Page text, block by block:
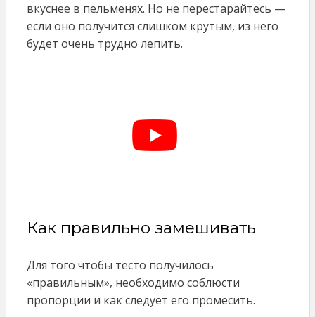
вкуснее в пельменях. Но не перестарайтесь —
если оно получится слишком крутым, из него
будет очень трудно лепить.
Как правильно замешивать
Для того чтобы тесто получилось
«правильным», необходимо соблюсти
пропорции и как следует его промесить.